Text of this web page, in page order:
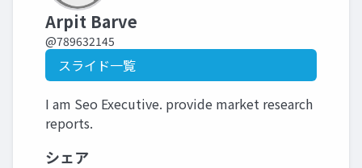
Arpit Barve
@789632145
スライド一覧
I am Seo Executive. provide market research
reports.
シェア